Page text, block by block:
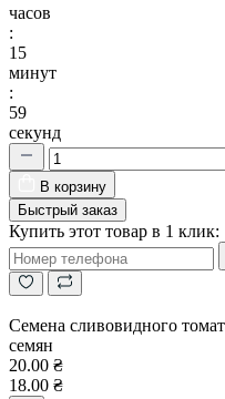
часов
:
15
минут
:
58
секунд
В корзину
Быстрый заказ
Купить этот товар в 1 клик:
Семена сливовидного
семян
20.00 ₴
18.00 ₴